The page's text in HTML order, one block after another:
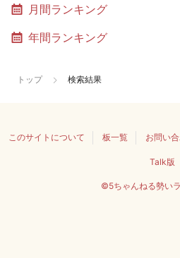
月間ランキング
年間ランキング
トップ 検索結果
このサイトについて 板一覧 お問い
Talk版
©5ちゃんねる勢い